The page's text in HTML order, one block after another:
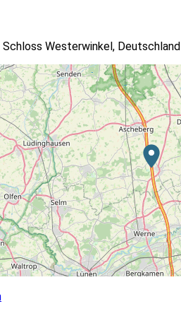
Schloss Westerwinkel, Deutschland